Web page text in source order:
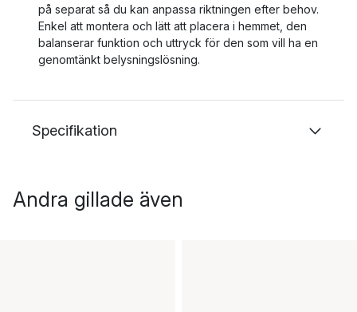
på separat så du kan anpassa riktningen efter behov.
Enkel att montera och lätt att placera i hemmet, den
balanserar funktion och uttryck för den som vill ha en
genomtänkt belysningslösning.
Specifikation
Andra gillade även